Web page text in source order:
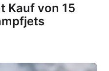
Kauf von 15